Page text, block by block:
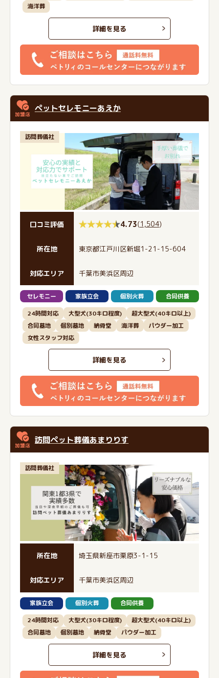
海洋葬
詳細を見る
ペットセレモニーあえか
訪問葬儀社
口コミ評価 4.73(1,504)
所在地 東京都江戸川区新堀1-21-15-604
対応エリア 千葉市美浜区周辺
セレモニー 家族立会 個別火葬 合同供養
24時間対応 大型犬(30キロ程度)
超大型犬(40キロ以上)
合同墓地
個別墓地 納骨堂 海洋葬
パウダー加工
女性スタッフ対応
詳細を見る
訪問ペット葬儀あまりりす
訪問葬儀社
所在地 埼玉県新座市栗原3-1-15
対応エリア 千葉市美浜区周辺
家族立会 個別火葬 合同供養
24時間対応 大型犬(30キロ程度)
超大型犬(40キロ以上)
合同墓地
個別墓地 納骨堂 パウダー加工
詳細を見る